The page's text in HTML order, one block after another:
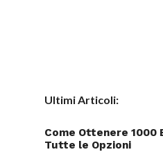
Ultimi Articoli:
Come Ottenere 1000
Tutte le Opzioni